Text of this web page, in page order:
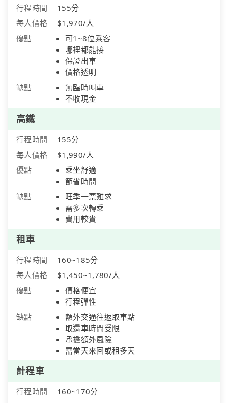
行程時間
155分
每人價格
$1,970/人
優點
可1~8位乘客
哪裡都能接
保證出車
價格透明
缺點
無臨時叫車
不收現金
高鐵
行程時間
155分
每人價格
$1,990/人
優點
乘坐舒適
節省時間
缺點
旺季一票難求
需多次轉乘
費用較貴
租車
行程時間
160~185分
每人價格
$1,450~1,780/人
優點
價格便宜
行程彈性
缺點
額外交通往返取車點
取還車時間受限
承擔額外風險
需當天來回或租多天
計程車
行程時間
160~170分